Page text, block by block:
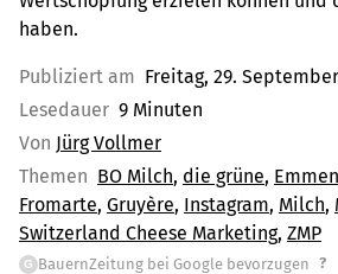
haben.
Publiziert am Freitag, 29.
Lesedauer 9 Minuten
Von Jürg Vollmer
Themen BO Milch die grüne
Fromarte Gruyère Instagram Milch
Switzerland Cheese Marketing ZMP
G BauernZeitung bei Google bevorzugen ?